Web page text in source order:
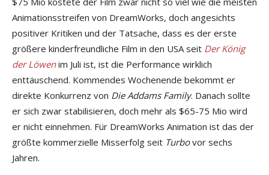
Animationsstreifen von DreamWorks, doch angesichts
positiver Kritiken und der Tatsache, dass es der erste
größere kinderfreundliche Film in den USA seit Der König
der Löwenim Juli ist, ist die Performance wirklich
enttäuschend. Kommendes Wochenende bekommt er
direkte Konkurrenz von Die Addams Family. Danach sollte
er sich zwar stabilisieren, doch mehr als $65-75 Mio wird
er nicht einnehmen. Für DreamWorks Animation ist das der
größte kommerzielle Misserfolg seit Turbovor sechs
Jahren.